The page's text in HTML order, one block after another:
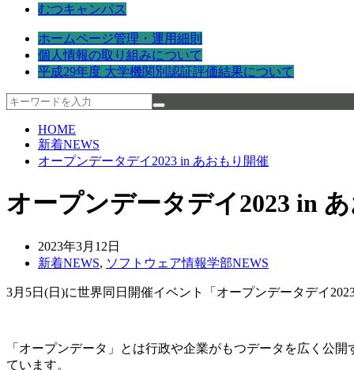
むつキャンパス
ホームページ管理・運用細則
個人情報の取り組みについて
平成29年度 大学機関別認証評価結果について
HOME
新着NEWS
オープンデータデイ2023 in あおもり開催
オープンデータデイ2023 in
2023年3月12日
新着NEWS, ソフトウェア情報学部NEWS
3月5日(日)に世界同日開催イベント「オープンデータデイ
「オープンデータ」とは行政や企業がもつデータを広く公
ています。